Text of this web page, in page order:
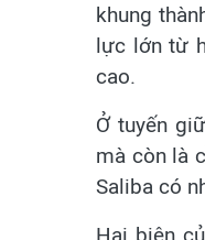
khung
lực lớn từ
cao.
Ở tuyến
mà còn là
Saliba có